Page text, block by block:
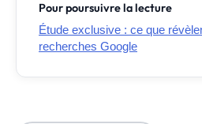
Pour poursuivre la lecture
Étude exclusive : ce que
recherches Google